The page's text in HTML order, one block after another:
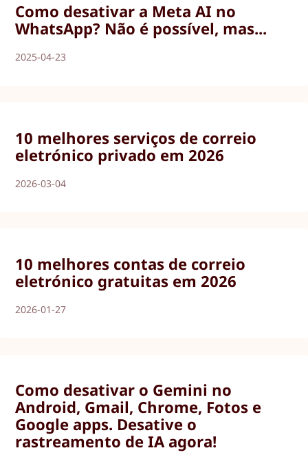
Como desativar a Meta AI no
WhatsApp? Não é possível, mas...
2025-04-23
10 melhores serviços de correio
eletrónico privado em 2026
2026-03-04
10 melhores contas de correio
eletrónico gratuitas em 2026
2026-01-27
Como desativar o Gemini no
Android, Gmail, Chrome, Fotos e
Google apps. Desative o
rastreamento de IA agora!